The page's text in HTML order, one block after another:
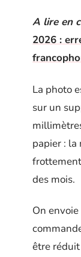
A lire en
2026 :
La photo
sur un
papier : la
des mois.
On
être